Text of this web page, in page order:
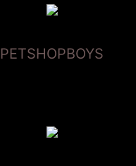
PETSHOPBOYS